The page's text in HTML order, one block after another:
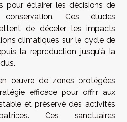
pour éclairer les décisions de
Ces études
de déceler les impacts
climatiques sur le cycle de
la reproduction jusqu'à la
œuvre de zones protégées
efficace pour offrir aux
et préservé des activités
Ces sanctuaires